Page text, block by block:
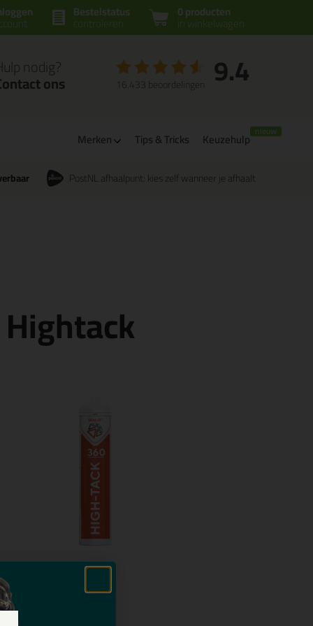
0 producten
in winkelwagen
Bestelstatus
controleren
nodig?
ons 9.4
16.433 beoordelingen
Merken Tips & Tricks Keuzehulp
PostNL afhaalpunt: kies zelf wanneer je afhaalt